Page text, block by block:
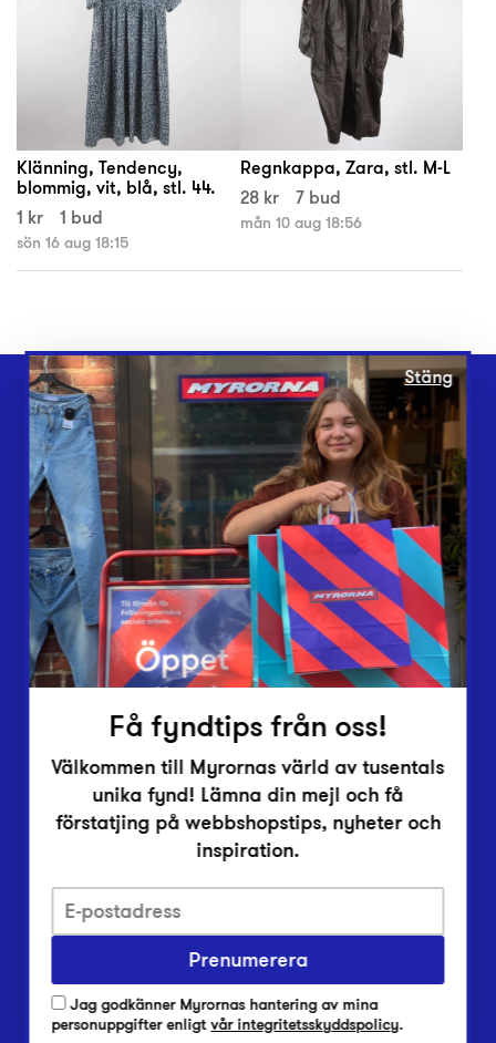
Klänning, Tendency,
blommig, vit, blå, stl. 44.
1 kr
1 bud
sön 16 aug 18:15
Regnkappa, Zara, stl. M-L
28 kr
7 bud
mån 10 aug 18:56
Webbshop
Butiker
Lämna in
Vårt överskott
Inlämningsplatser
Om Myrorna
Lediga jobb
Pressrum
Integritetsskyddspolicy
Har du frågor om onlineköp, leverans eller retur?
Har du frågor om vår verksamhet?
Vanliga frågor om Myrorna
Stäng
Få fyndtips från oss!
Välkommen till Myrornas värld av tusentals
unika fynd! Lämna din mejl och få
förstatjing på webbshopstips, nyheter och
inspiration.
Prenumerera
Jag godkänner Myrornas hantering av mina
personuppgifter enligtvår integritetsskyddspolicy.